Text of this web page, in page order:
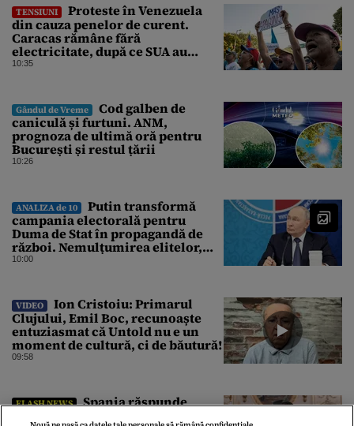
TENSIUNI
Proteste în Venezuela
din cauza penelor de curent.
Caracas rămâne fără
electricitate, după ce SUA au
promis modernizarea rețelei
10:35
Gândul de Vreme
Cod galben de
caniculă și furtuni. ANM,
prognoza de ultimă oră pentru
București și restul țării
10:26
ANALIZA de 10
Putin transformă
campania electorală pentru
Duma de Stat în propagandă de
război. Nemulțumirea elitelor,
tratată cu indiferență la Kremlin
10:00
VIDEO
Ion Cristoiu: Primarul
Clujului, Emil Boc, recunoaște
entuziasmat că Untold nu e un
moment de cultură, ci de băutură!
09:58
FLASH NEWS
Spania răspunde